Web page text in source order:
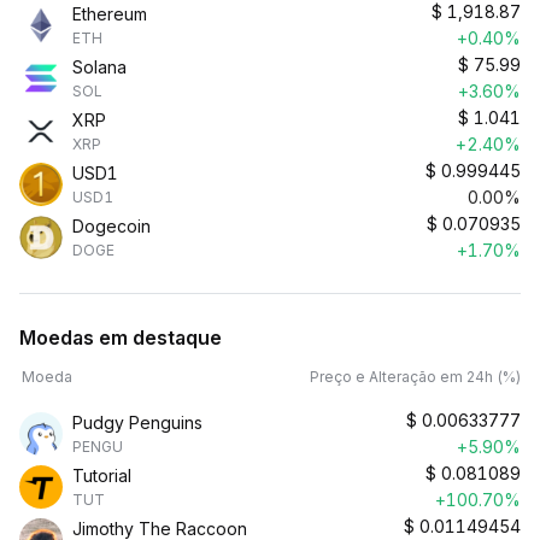
Ethereum
ETH
$ 1,918.87
+0.40%
Solana
SOL
$ 75.99
+3.60%
XRP
XRP
$ 1.041
+2.40%
USD1
USD1
$ 0.999445
0.00%
Dogecoin
DOGE
$ 0.070935
+1.70%
Moedas em destaque
Moeda Preço e Alteração em 24h (%)
Pudgy Penguins
PENGU
$ 0.00633777
+5.90%
Tutorial
TUT
$ 0.081089
+100.70%
Jimothy The Raccoon
$ 0.01149454